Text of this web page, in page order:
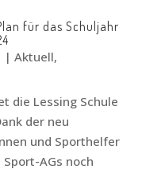
für das Schuljahr
| Aktuell,
die Lessing Schule
der neu
und Sporthelfer
AGs noch